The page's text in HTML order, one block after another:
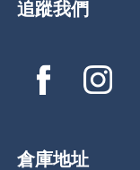
追蹤我們
倉庫地址